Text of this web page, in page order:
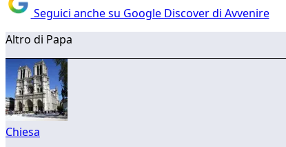
Seguici anche su Google Discover di Avvenire
Altro di Papa
Chiesa